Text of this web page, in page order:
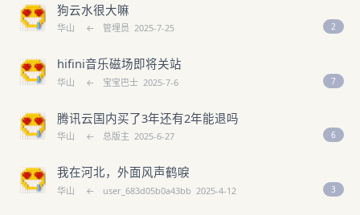
狗云水很大嘛
华山 ← 管埋员 2025-7-25 2
hifini音乐磁场即将关站
华山 ← 宝宝巴士 2025-7-6 7
腾讯云国内买了3年还有2年能退吗
华山 ← 总版主 2025-6-27 6
我在河北，外面风声鹤唳
华山 ← user_683d05b0a43bb 2025-4-12 3